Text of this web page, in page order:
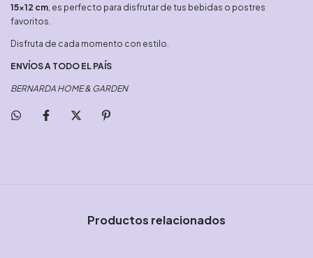
15x12 cm , es perfecto para disfrutar de tus bebidas o postres
favoritos.
Disfruta de cada momento con estilo.
ENVÍOS A TODO EL PAÍS
BERNARDA HOME & GARDEN
Productos relacionados